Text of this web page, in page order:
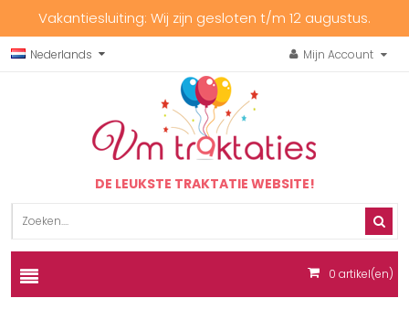
Vakantiesluiting: Wij zijn gesloten t/m 12 augustus.
Nederlands Mijn Account
DE LEUKSTE TRAKTATIE WEBSITE!
0 artikel(en)